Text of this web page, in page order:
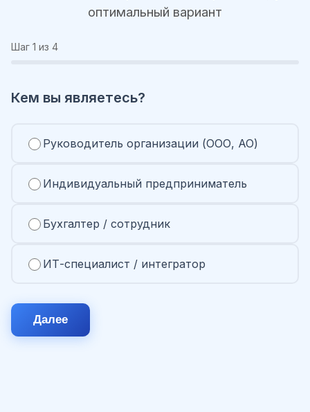
оптимальный вариант
Шаг 1 из 4
Кем вы являетесь?
Руководитель организации (ООО, АО)
Индивидуальный предприниматель
Бухгалтер / сотрудник
ИТ-специалист / интегратор
Далее